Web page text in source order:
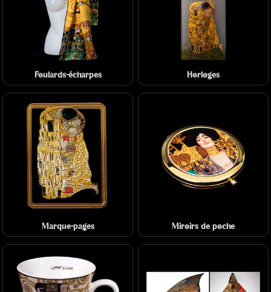
Foulards-écharpes Horloges
Marque-pages Miroirs de poche